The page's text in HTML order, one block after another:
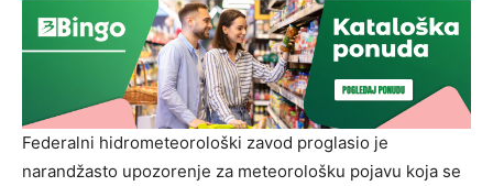
Federalni hidrometeorološki zavod proglasio je
narandžasto upozorenje za meteorološku pojavu koja se